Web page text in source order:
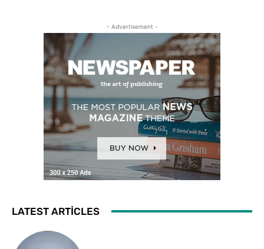
- Advertisement -
LATEST ARTICLES